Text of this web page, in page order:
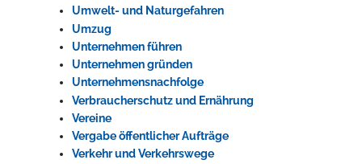
Umwelt- und Naturgefahren
Umzug
Unternehmen führen
Unternehmen gründen
Unternehmensnachfolge
Verbraucherschutz und Ernährung
Vereine
Vergabe öffentlicher Aufträge
Verkehr und Verkehrswege